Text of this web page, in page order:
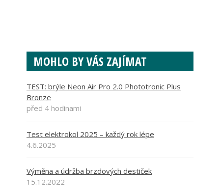
MOHLO BY VÁS ZAJÍMAT
TEST: brýle Neon Air Pro 2.0 Phototronic Plus
Bronze
před 4 hodinami
Test elektrokol 2025 – každý rok lépe
4.6.2025
Výměna a údržba brzdových destiček
15.12.2022